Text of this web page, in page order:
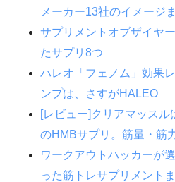
メーカー13社のイメージ
サプリメントオブザイヤ
たサプリ8つ
ハレオ「フェノム」効果
ンプは、さすがHALEO
[レビュー]クリアマッス
のHMBサプリ。筋量・筋
ワークアウトハッカーが
った筋トレサプリメント